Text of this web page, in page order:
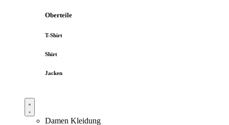
Oberteile
T-Shirt
Shirt
Jacken
Damen Kleidung